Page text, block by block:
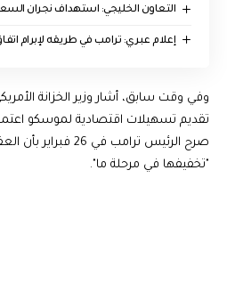
التعاون الخليجي: استهداف نجران
إعلام عبري: ترامب في طريقه لإبرام
وفي وقت سابق، أشار وزير الخزانة
تقديم تسهيلات اقتصادية لموسكو
صرح الرئيس ترامب في
"تخفيفها في مرحلة ما".